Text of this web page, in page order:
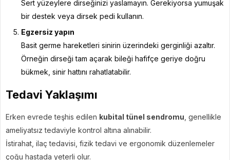
Sert yüzeylere dirseğinizi yaslamayın. Gerekiyorsa yumuşak
bir destek veya dirsek pedi kullanın.
Egzersiz yapın
Basit germe hareketleri sinirin üzerindeki gerginliği azaltır.
Örneğin dirseği tam açarak bileği hafifçe geriye doğru
bükmek, sinir hattını rahatlatabilir.
Tedavi Yaklaşımı
Erken evrede teşhis edilen kubital tünel sendromu , genellikle
ameliyatsız tedaviyle kontrol altına alınabilir.
İstirahat, ilaç tedavisi, fizik tedavi ve ergonomik düzenlemeler
çoğu hastada yeterli olur.